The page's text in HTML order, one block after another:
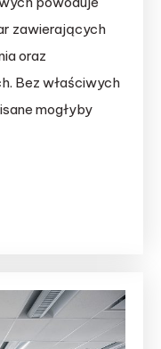
zawierających
oraz
Bez właściwych
mogłyby